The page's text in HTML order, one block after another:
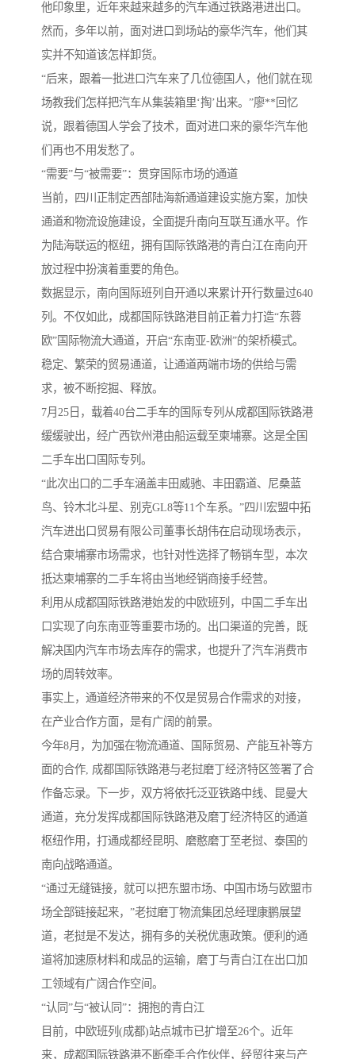
他印象里，近年来越来越多的汽车通过铁路港进出口。
然而，多年以前，面对进口到场站的豪华汽车，他们其
实并不知道该怎样卸货。
“后来，跟着一批进口汽车来了几位德国人，他们就在现
场教我们怎样把汽车从集装箱里‘掏’出来。”廖**回忆
说，跟着德国人学会了技术，面对进口来的豪华汽车他
们再也不用发愁了。
“需要”与“被需要”：贯穿国际市场的通道
当前，四川正制定西部陆海新通道建设实施方案，加快
通道和物流设施建设，全面提升南向互联互通水平。作
为陆海联运的枢纽，拥有国际铁路港的青白江在南向开
放过程中扮演着重要的角色。
数据显示，南向国际班列自开通以来累计开行数量过640
列。不仅如此，成都国际铁路港目前正着力打造“东蓉
欧”国际物流大通道，开启“东南亚-欧洲”的架桥模式。
稳定、繁荣的贸易通道，让通道两端市场的供给与需
求，被不断挖掘、释放。
7月25日，载着40台二手车的国际专列从成都国际铁路港
缓缓驶出，经广西钦州港由船运载至柬埔寨。这是全国
二手车出口国际专列。
“此次出口的二手车涵盖丰田威驰、丰田霸道、尼桑蓝
鸟、铃木北斗星、别克GL8等11个车系。”四川宏盟中拓
汽车进出口贸易有限公司董事长胡伟在启动现场表示，
结合柬埔寨市场需求，也针对性选择了畅销车型，本次
抵达柬埔寨的二手车将由当地经销商接手经营。
利用从成都国际铁路港始发的中欧班列，中国二手车出
口实现了向东南亚等重要市场的。出口渠道的完善，既
解决国内汽车市场去库存的需求，也提升了汽车消费市
场的周转效率。
事实上，通道经济带来的不仅是贸易合作需求的对接，
在产业合作方面，是有广阔的前景。
今年8月，为加强在物流通道、国际贸易、产能互补等方
面的合作, 成都国际铁路港与老挝磨丁经济特区签署了合
作备忘录。下一步，双方将依托泛亚铁路中线、昆曼大
通道，充分发挥成都国际铁路港及磨丁经济特区的通道
枢纽作用，打通成都经昆明、磨憨磨丁至老挝、泰国的
南向战略通道。
“通过无缝链接，就可以把东盟市场、中国市场与欧盟市
场全部链接起来，”老挝磨丁物流集团总经理康鹏展望
道，老挝是不发达，拥有多的关税优惠政策。便利的通
道将加速原材料和成品的运输，磨丁与青白江在出口加
工领域有广阔合作空间。
“认同”与“被认同”：拥抱的青白江
目前，中欧班列(成都)站点城市已扩增至26个。近年
来，成都国际铁路港不断牵手合作伙伴，经贸往来与产